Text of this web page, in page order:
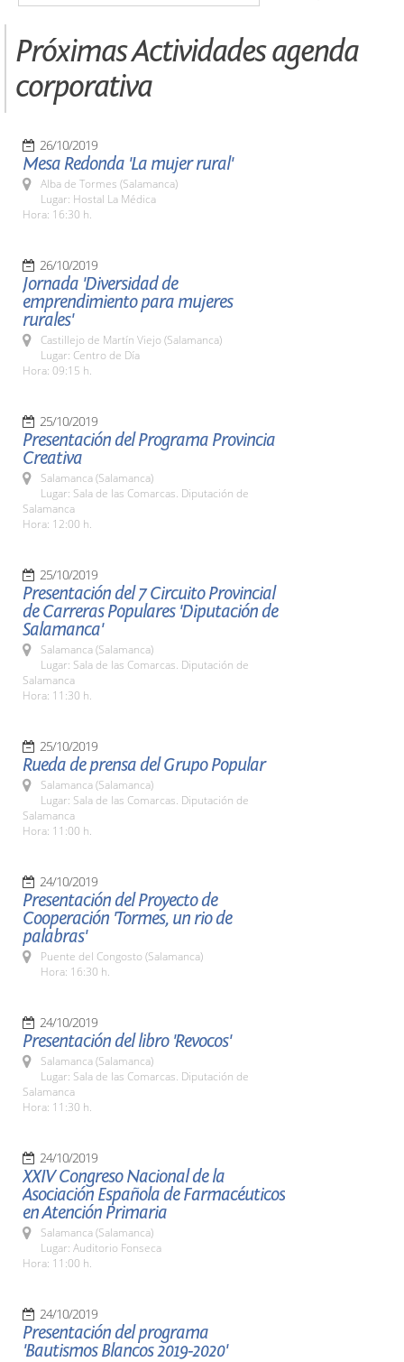
Próximas Actividades agenda
corporativa
26/10/2019
Mesa Redonda 'La mujer rural'
Alba de Tormes (Salamanca)
Lugar: Hostal La Médica
Hora: 16:30 h.
26/10/2019
Jornada 'Diversidad de
emprendimiento para mujeres
rurales'
Castillejo de Martín Viejo (Salamanca)
Lugar: Centro de Día
Hora: 09:15 h.
25/10/2019
Presentación del Programa Provincia
Creativa
Salamanca (Salamanca)
Lugar: Sala de las Comarcas. Diputación de
Salamanca
Hora: 12:00 h.
25/10/2019
Presentación del 7 Circuito Provincial
de Carreras Populares 'Diputación de
Salamanca'
Salamanca (Salamanca)
Lugar: Sala de las Comarcas. Diputación de
Salamanca
Hora: 11:30 h.
25/10/2019
Rueda de prensa del Grupo Popular
Salamanca (Salamanca)
Lugar: Sala de las Comarcas. Diputación de
Salamanca
Hora: 11:00 h.
24/10/2019
Presentación del Proyecto de
Cooperación 'Tormes, un rio de
palabras'
Puente del Congosto (Salamanca)
Hora: 16:30 h.
24/10/2019
Presentación del libro 'Revocos'
Salamanca (Salamanca)
Lugar: Sala de las Comarcas. Diputación de
Salamanca
Hora: 11:30 h.
24/10/2019
XXIV Congreso Nacional de la
Asociación Española de Farmacéuticos
en Atención Primaria
Salamanca (Salamanca)
Lugar: Auditorio Fonseca
Hora: 11:00 h.
24/10/2019
Presentación del programa
'Bautismos Blancos 2019-2020'